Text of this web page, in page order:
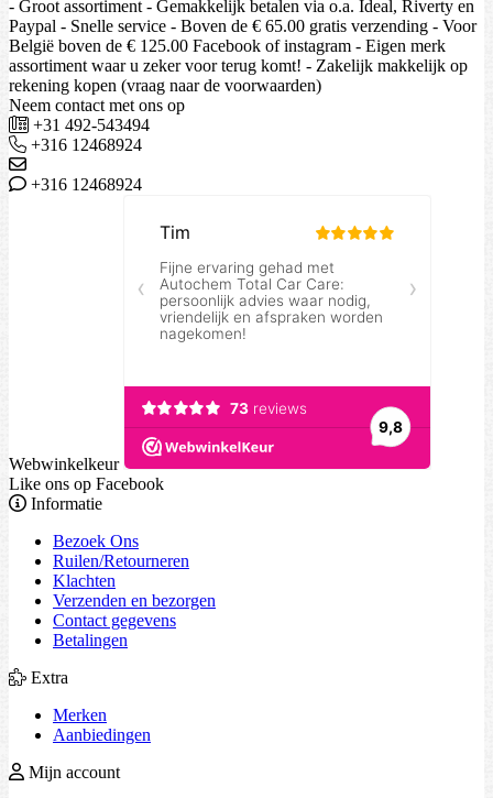
- Groot assortiment - Gemakkelijk betalen via o.a. Ideal, Riverty en
Paypal - Snelle service - Boven de € 65.00 gratis verzending - Voor
België boven de € 125.00 Facebook of instagram - Eigen merk
assortiment waar u zeker voor terug komt! - Zakelijk makkelijk op
rekening kopen (vraag naar de voorwaarden)
Neem contact met ons op
+31 492-543494
+316 12468924
+316 12468924
Webwinkelkeur
Like ons op Facebook
Informatie
Bezoek Ons
Ruilen/Retourneren
Klachten
Verzenden en bezorgen
Contact gegevens
Betalingen
Extra
Merken
Aanbiedingen
Mijn account